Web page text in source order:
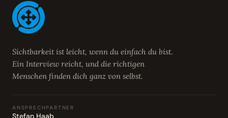
Sichtbarkeit ist leicht, wenn du einfach du bist.
Ein Interview reicht, und die richtigen
Menschen finden dich ganz von selbst.
ANSPRECHPARTNER
Stefan Haab